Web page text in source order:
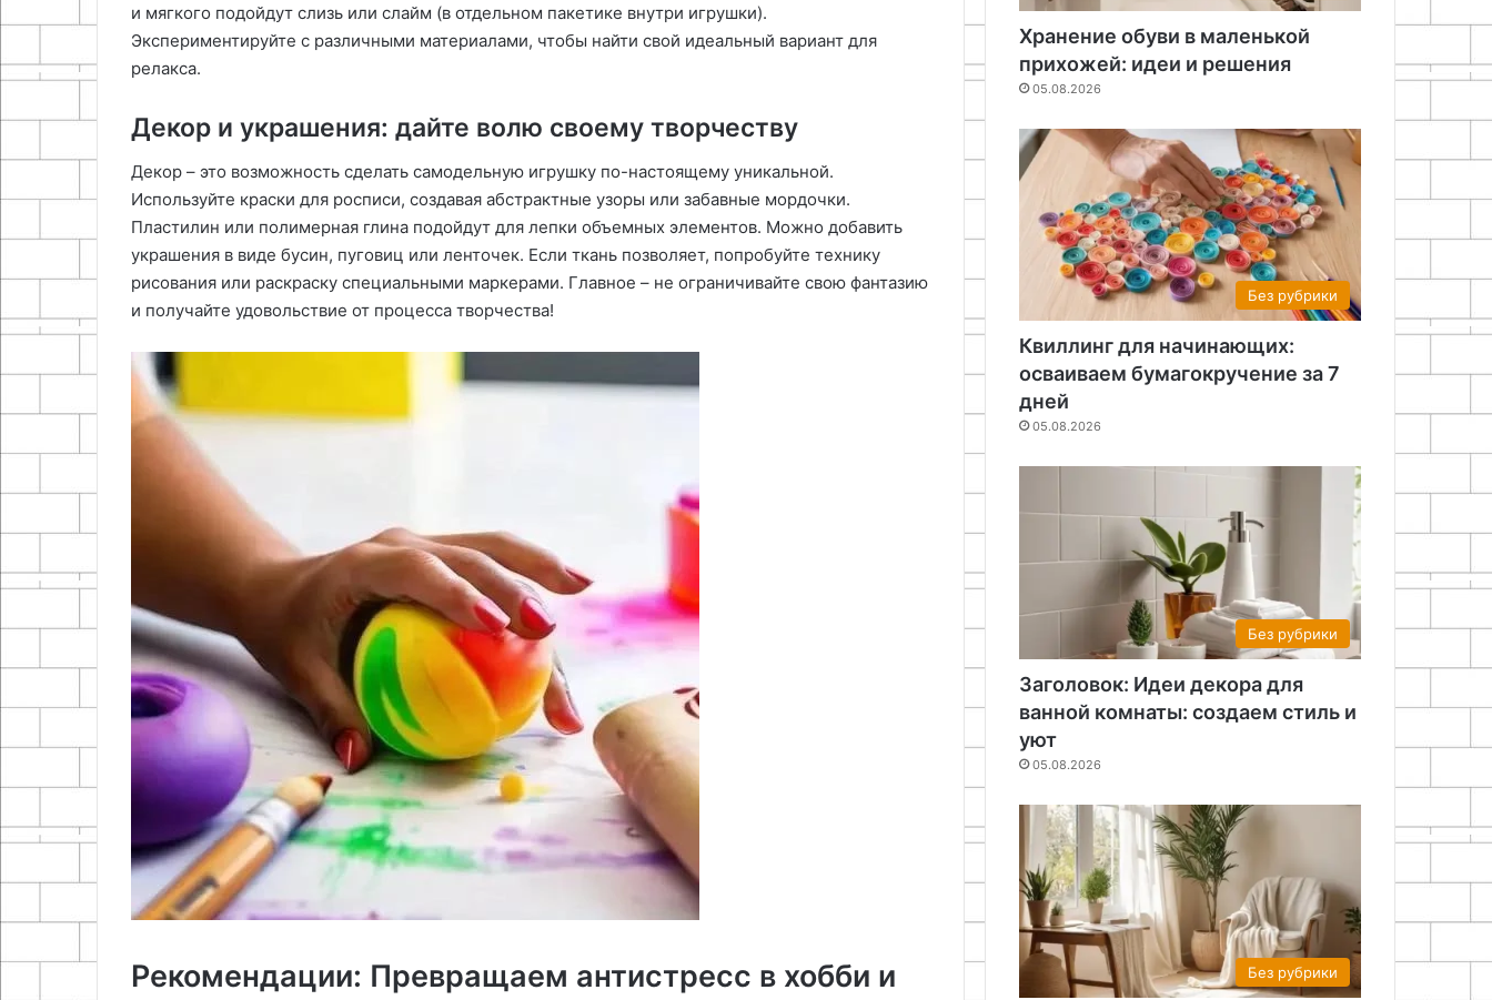
и мягкого подойдут слизь или слайм (в отдельном пакетике внутри игрушки).
Экспериментируйте с различными материалами, чтобы найти свой идеальный вариант для
релакса.
Декор и украшения: дайте волю своему творчеству
Декор – это возможность сделать самодельную игрушку по-настоящему уникальной.
Используйте краски для росписи, создавая абстрактные узоры или забавные мордочки.
Пластилин или полимерная глина подойдут для лепки объемных элементов. Можно добавить
украшения в виде бусин, пуговиц или ленточек. Если ткань позволяет, попробуйте технику
рисования или раскраску специальными маркерами. Главное – не ограничивайте свою фантазию
и получайте удовольствие от процесса творчества!
Рекомендации: Превращаем антистресс в хобби и
Хранение обуви в маленькой
прихожей: идеи и решения
05.08.2026
Без рубрики
Квиллинг для начинающих:
осваиваем бумагокручение за 7
дней
05.08.2026
Без рубрики
Заголовок: Идеи декора для
ванной комнаты: создаем стиль и
уют
05.08.2026
Без рубрики